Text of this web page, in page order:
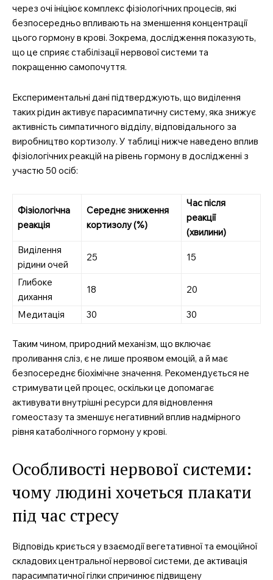
через очі ініціює комплекс фізіологічних процесів, які
безпосередньо впливають на зменшення концентрації
цього гормону в крові. Зокрема, дослідження показують,
що це сприяє стабілізації нервової системи та
покращенню самопочуття.
Експериментальні дані підтверджують, що виділення
таких рідин активує парасимпатичну систему, яка знижує
активність симпатичного відділу, відповідального за
виробництво кортизолу. У таблиці нижче наведено вплив
фізіологічних реакцій на рівень гормону в дослідженні з
участю 50 осіб:
Фізіологічна
реакція
Середнє зниження
кортизолу (%)
Час після
реакції
(хвилини)
Виділення
рідини очей
25 15
Глибоке
дихання
18 20
Медитація 30 30
Таким чином, природний механізм, що включає
проливання сліз, є не лише проявом емоцій, а й має
безпосереднє біохімічне значення. Рекомендується не
стримувати цей процес, оскільки це допомагає
активувати внутрішні ресурси для відновлення
гомеостазу та зменшує негативний вплив надмірного
рівня катаболічного гормону у крові.
Особливості нервової системи:
чому людині хочеться плакати
під час стресу
Відповідь криється у взаємодії вегетативної та емоційної
складових центральної нервової системи, де активація
парасимпатичної гілки спричинює підвищену